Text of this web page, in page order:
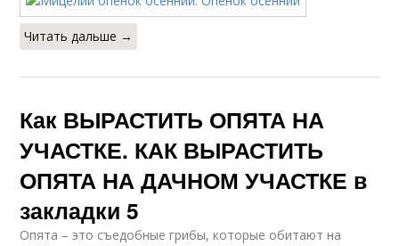
Читать дальше →
Как ВЫРАСТИТЬ ОПЯТА НА
УЧАСТКЕ. КАК ВЫРАСТИТЬ
ОПЯТА НА ДАЧНОМ УЧАСТКЕ в
закладки 5
Опята – это съедобные грибы, которые обитают на